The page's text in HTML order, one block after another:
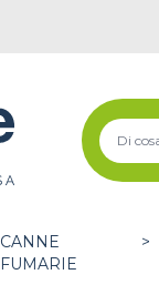
CANNE
FUMARIE
>